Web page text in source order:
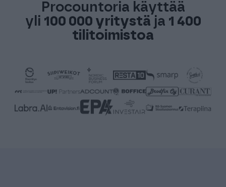
Procountoria käyttää
yli 100 000 yritystä ja 1 400
tilitoimistoa